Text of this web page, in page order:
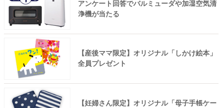
アンケート回答でバルミューダや加湿空気清
浄機が当たる
【産後ママ限定】オリジナル「しかけ絵本」
全員プレゼント
【妊婦さん限定】オリジナル「母子手帳ケー